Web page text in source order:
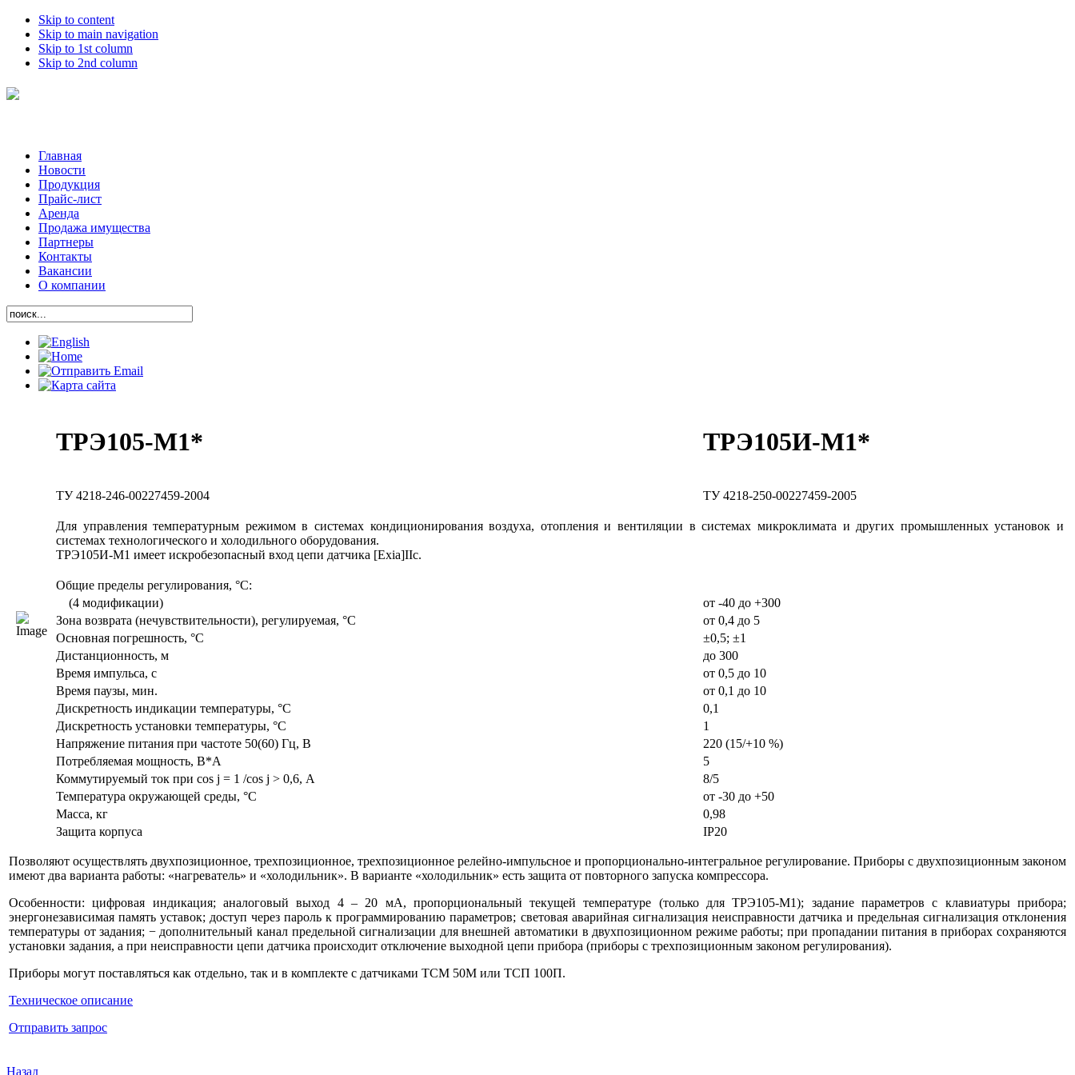
Skip to content
Skip to main navigation
Skip to 1st column
Skip to 2nd column
Главная
Новости
Продукция
Прайс-лист
Аренда
Продажа имущества
Партнеры
Контакты
Вакансии
О компании
ТРЭ105-М1*
ТУ 4218-246-00227459-2004
ТРЭ105И-М1*
ТУ 4218-250-00227459-2005
Для управления температурным режимом в системах кондиционирования воздуха, отопления и вентиляции в системах микроклимата и других промышленных установок и
системах технологического и холодильного оборудования.
ТРЭ105И-М1 имеет искробезопасный вход цепи датчика [Ехia]IIc.
Общие пределы регулирования, °C:
(4 модификации)
от -40 до +300
Зона возврата (нечувствительности), регулируемая, °С
от 0,4 до 5
Основная погрешность, °С
±0,5; ±1
Дистанционность, м
до 300
Время импульса, с
от 0,5 до 10
Время паузы, мин.
от 0,1 до 10
Дискретность индикации температуры, °С
0,1
Дискретность установки температуры, °С
1
Напряжение питания при частоте 50(60) Гц, В
220 (15/+10 %)
Потребляемая мощность, В*А
5
Коммутируемый ток при соs j = 1 /соs j > 0,6, А
8/5
Температура окружающей среды, °С
от -30 до +50
Масса, кг
0,98
Защита корпуса
IР20
Позволяют осуществлять двухпозиционное, трехпозиционное, трехпозиционное релейно-импульсное и пропорционально-интегральное регулирование. Приборы с двухпозиционным законом
имеют два варианта работы: «нагреватель» и «холодильник». В варианте «холодильник» есть защита от повторного запуска компрессора.
Особенности: цифровая индикация; аналоговый выход 4 – 20 мА, пропорциональный текущей температуре (только для ТРЭ105-М1); задание параметров с клавиатуры прибора;
энергонезависимая память уставок; доступ через пароль к программированию параметров; световая аварийная сигнализация неисправности датчика и предельная сигнализация отклонения
температуры от задания; − дополнительный канал предельной сигнализации для внешней автоматики в двухпозиционном режиме работы; при пропадании питания в приборах сохраняются
установки задания, а при неисправности цепи датчика происходит отключение выходной цепи прибора (приборы с трехпозиционным законом регулирования).
Приборы могут поставляться как отдельно, так и в комплекте с датчиками ТСМ 50М или ТСП 100П.
Техническое описание
Отправить запрос
Назад